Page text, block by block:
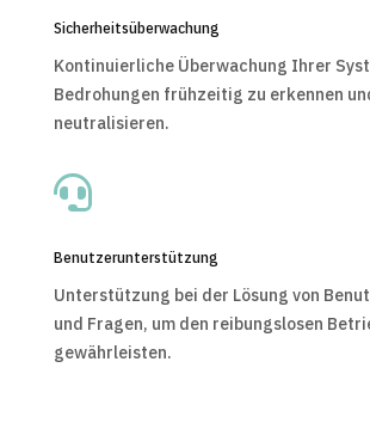
Sicherheitsüberwachung
Kontinuierliche Überwachung Ihrer
Bedrohungen frühzeitig zu erkennen
neutralisieren.

Benutzerunterstützung
Unterstützung bei der Lösung von
und Fragen, um den reibungslosen
gewährleisten.